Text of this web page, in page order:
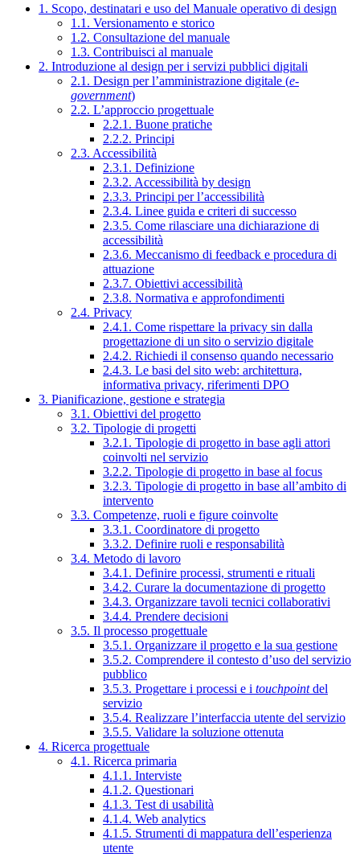
1. Scopo, destinatari e uso del Manuale operativo di design
1.1. Versionamento e storico
1.2. Consultazione del manuale
1.3. Contribuisci al manuale
2. Introduzione al design per i servizi pubblici digitali
2.1. Design per l’amministrazione digitale (e-
government)
2.2. L’approccio progettuale
2.2.1. Buone pratiche
2.2.2. Principi
2.3. Accessibilità
2.3.1. Definizione
2.3.2. Accessibilità by design
2.3.3. Principi per l’accessibilità
2.3.4. Linee guida e criteri di successo
2.3.5. Come rilasciare una dichiarazione di
accessibilità
2.3.6. Meccanismo di feedback e procedura di
attuazione
2.3.7. Obiettivi accessibilità
2.3.8. Normativa e approfondimenti
2.4. Privacy
2.4.1. Come rispettare la privacy sin dalla
progettazione di un sito o servizio digitale
2.4.2. Richiedi il consenso quando necessario
2.4.3. Le basi del sito web: architettura,
informativa privacy, riferimenti DPO
3. Pianificazione, gestione e strategia
3.1. Obiettivi del progetto
3.2. Tipologie di progetti
3.2.1. Tipologie di progetto in base agli attori
coinvolti nel servizio
3.2.2. Tipologie di progetto in base al focus
3.2.3. Tipologie di progetto in base all’ambito di
intervento
3.3. Competenze, ruoli e figure coinvolte
3.3.1. Coordinatore di progetto
3.3.2. Definire ruoli e responsabilità
3.4. Metodo di lavoro
3.4.1. Definire processi, strumenti e rituali
3.4.2. Curare la documentazione di progetto
3.4.3. Organizzare tavoli tecnici collaborativi
3.4.4. Prendere decisioni
3.5. Il processo progettuale
3.5.1. Organizzare il progetto e la sua gestione
3.5.2. Comprendere il contesto d’uso del servizio
pubblico
3.5.3. Progettare i processi e i touchpointdel
servizio
3.5.4. Realizzare l’interfaccia utente del servizio
3.5.5. Validare la soluzione ottenuta
4. Ricerca progettuale
4.1. Ricerca primaria
4.1.1. Interviste
4.1.2. Questionari
4.1.3. Test di usabilità
4.1.4. Web analytics
4.1.5. Strumenti di mappatura dell’esperienza
utente